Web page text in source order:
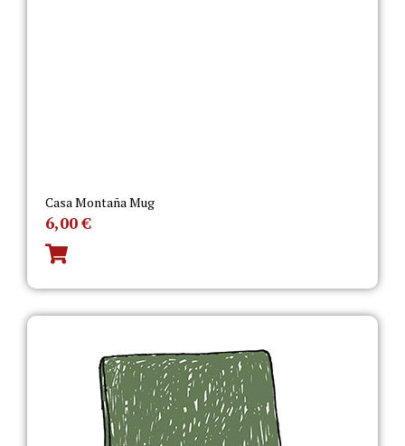
Casa Montaña Mug
6,00€